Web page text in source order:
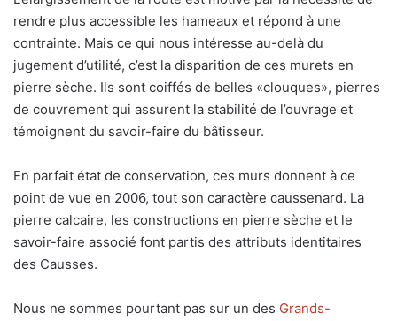
rendre plus accessible les hameaux et répond à une
contrainte. Mais ce qui nous intéresse au-delà du
jugement d’utilité, c’est la disparition de ces murets en
pierre sèche. Ils sont coiffés de belles «clouques», pierres
de couvrement qui assurent la stabilité de l’ouvrage et
témoignent du savoir-faire du bâtisseur.
En parfait état de conservation, ces murs donnent à ce
point de vue en 2006, tout son caractère caussenard. La
pierre calcaire, les constructions en pierre sèche et le
savoir-faire associé font partis des attributs identitaires
des Causses.
Nous ne sommes pourtant pas sur un des Grands-